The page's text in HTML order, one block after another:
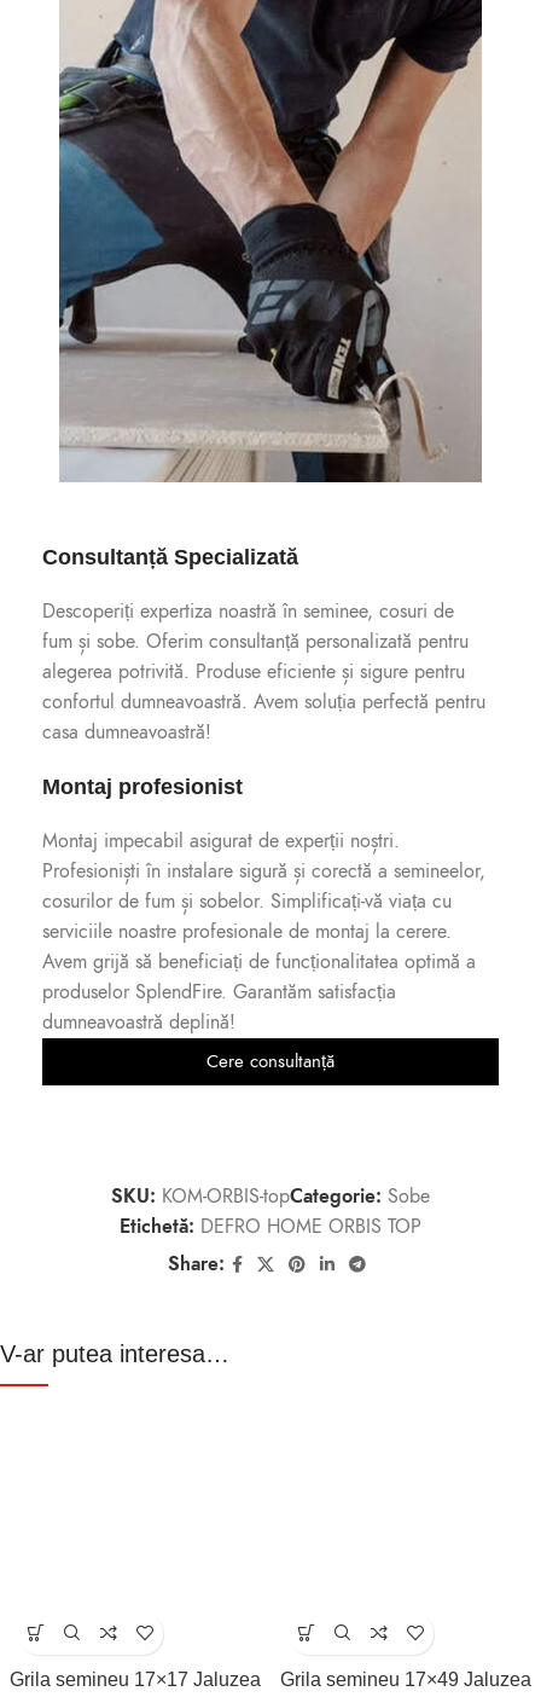
Consultanță Specializată
Descoperiți expertiza noastră în seminee, cosuri de
fum și sobe. Oferim consultanță personalizată pentru
alegerea potrivită. Produse eficiente și sigure pentru
confortul dumneavoastră. Avem soluția perfectă pentru
casa dumneavoastră!
Montaj profesionist
Montaj impecabil asigurat de experții noștri.
Profesioniști în instalare sigură și corectă a semineelor,
cosurilor de fum și sobelor. Simplificați-vă viața cu
serviciile noastre profesionale de montaj la cerere.
Avem grijă să beneficiați de funcționalitatea optimă a
produselor SplendFire. Garantăm satisfacția
dumneavoastră deplină!
Cere consultanță
SKU: KOM-ORBIS-topCategorie: Sobe
Etichetă: DEFRO HOME ORBIS TOP
Share:
V-ar putea interesa…
Grila semineu 17×17 Jaluzea Grila semineu 17×49 Jaluzea